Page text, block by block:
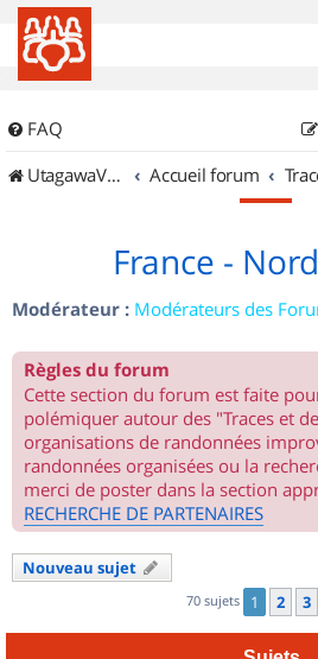
FAQ
UtagawaVTT (Randos VTT et VTTAE avec traces GPS)
Accueil forum
France -
Modérateur : Modérateurs des
Règles du forum
Cette section du forum est faite
polémiquer autour des "Traces et
organisations de randonnées
randonnées organisées ou la
merci de poster dans la section
RECHERCHE DE PARTENAIRES
Nouveau sujet
70 sujets 1 2 3